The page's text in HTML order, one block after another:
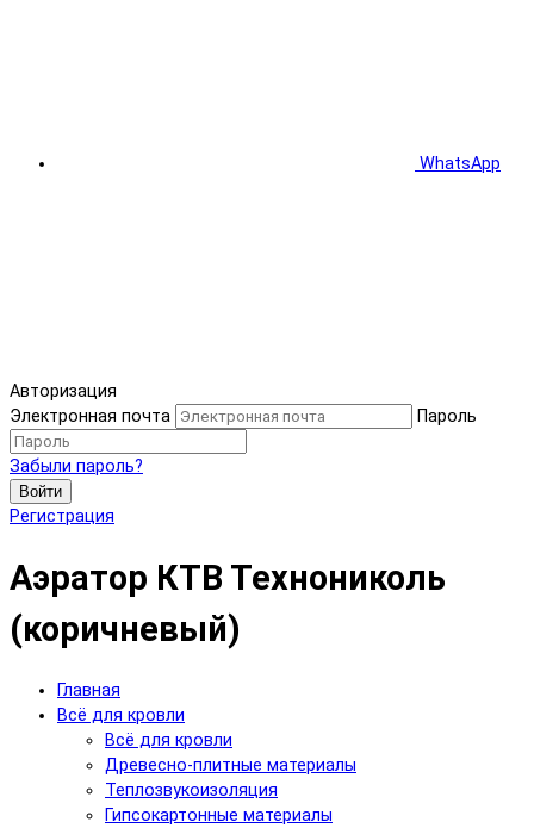
WhatsApp
Авторизация
Электронная почта
Пароль
Забыли пароль?
Войти
Регистрация
Аэратор КТВ Технониколь
(коричневый)
Главная
Всё для кровли
Всё для кровли
Древесно-плитные материалы
Теплозвукоизоляция
Гипсокартонные материалы